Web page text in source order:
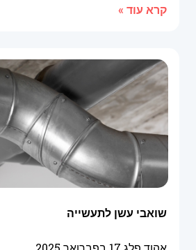
קרא עוד »
שואבי עשן לתעשייה